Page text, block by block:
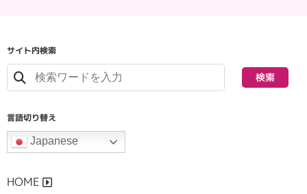
サイト内検索
検索
言語切り替え
Japanese
HOME